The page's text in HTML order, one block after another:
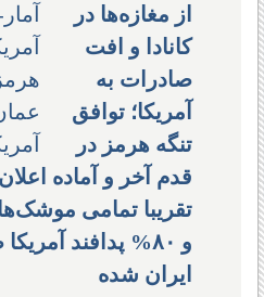
از مغازه‌ها در
کانادا و افت
صادرات به
آمریکا؛ توافق
تنگه هرمز در
قدم آخر و آماده
تقریبا تمامی
و ۸۰% پدافند
ایران شده